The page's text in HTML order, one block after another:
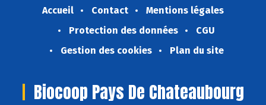
Accueil Contact
Mentions légales
Protection des données
CGU
Gestion des cookies
Plan du site
Biocoop Pays De Chateaubourg